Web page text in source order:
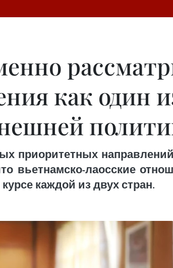
как один
приоритетных
вьетнамско-лаосские
каждой из двух стран.